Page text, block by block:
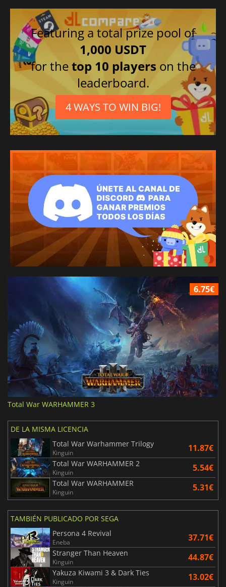
Featuring a total prize pool of
1,000 USDT
for thetop 10 players on the
leaderboard.
4 WAYS TO WIN BIG!
6.75€
Total War WARHAMMER 3
DE LA MISMA LICENCIA
Total War Warhammer Trilogy
Kinguin 11.87€
Total War WARHAMMER 2
Kinguin 5.54€
Total War WARHAMMER
Kinguin 5.31€
TAMBIÉN PUBLICADO POR SEGA
Persona 4 Revival
Eneba 37.71€
Stranger Than Heaven
Kinguin 44.87€
Yakuza Kiwami 3 & Dark Ties
Kinguin 13.02€